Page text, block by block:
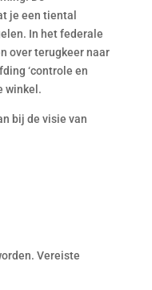
je een tiental
In het federale
over terugkeer naar
‘controle en
winkel.
bij de visie van
Vereiste